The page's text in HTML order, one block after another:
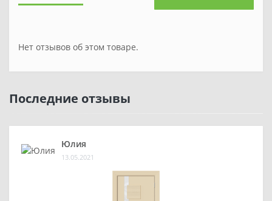
Нет отзывов об этом товаре.
Последние отзывы
Юлия
13.05.2021